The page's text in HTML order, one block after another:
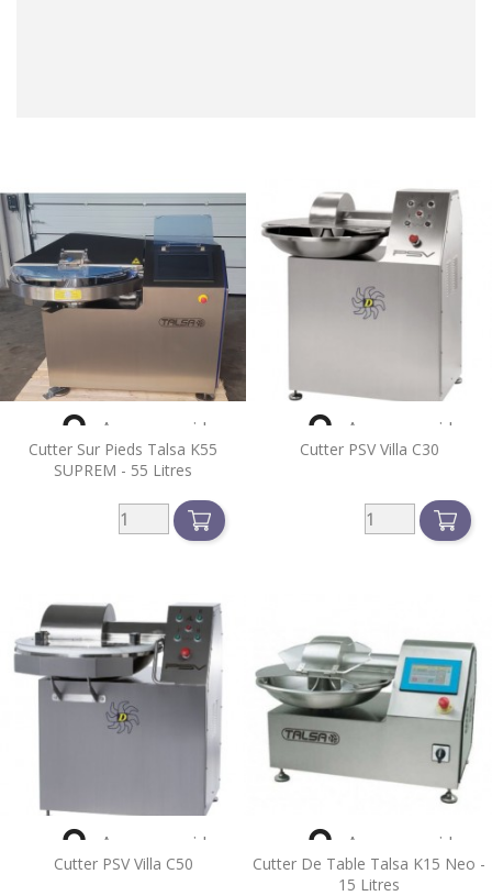
Cutter Sur Pieds Talsa K55
SUPREM - 55 Litres
 Aperçu rapide
Cutter PSV Villa C30
 Aperçu rapide
Cutter PSV Villa C50
 Aperçu rapide
Cutter De Table Talsa K15 Neo -
15 Litres
 Aperçu rapide